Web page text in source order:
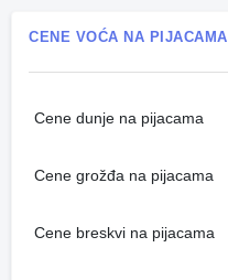
CENE VOĆA NA PIJACAMA
Cene dunje na pijacama
Cene grožđa na pijacama
Cene breskvi na pijacama